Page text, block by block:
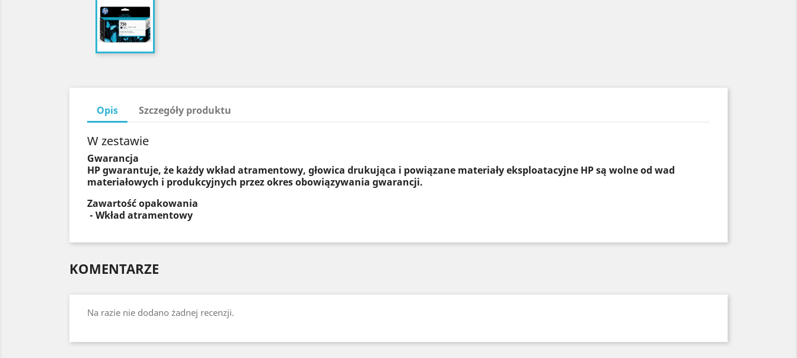
Opis Szczegóły produktu
W zestawie
Gwarancja
HP gwarantuje, że każdy wkład atramentowy, głowica drukująca i powiązane materiały eksploatacyjne HP są wolne od wad
materiałowych i produkcyjnych przez okres obowiązywania gwarancji.
Zawartość opakowania
- Wkład atramentowy
KOMENTARZE
Na razie nie dodano żadnej recenzji.